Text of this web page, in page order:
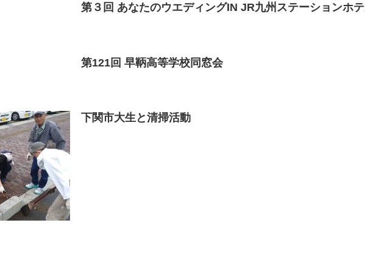
第３回 あなたのウエディングIN JR九州ステーションホ
第121回 早鞆高等学校同窓会
下関市大生と清掃活動